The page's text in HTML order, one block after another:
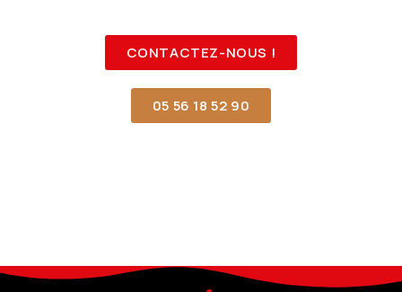
CONTACTEZ-NOUS !
05 56 18 52 90